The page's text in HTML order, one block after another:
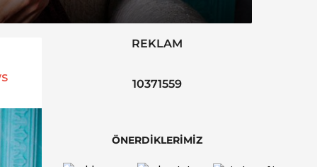
REKLAM
10371559
ÖNERDİKLERİMİZ